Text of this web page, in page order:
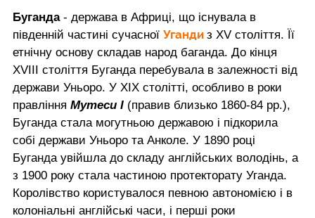
Буганда - держава в Африці, що існувала в
південній частині сучасної Уганди з XV століття. Її
етнічну основу складав народ баганда. До кінця
XVIII століття Буганда перебувала в залежності від
держави Уньоро. У ХІХ столітті, особливо в роки
правління Мутеси I (правив близько 1860-84 рр.),
Буганда стала могутньою державою і підкорила
собі держави Уньоро та Анколе. У 1890 році
Буганда увійшла до складу англійських володінь, а
з 1900 року стала частиною протекторату Уганда.
Королівство користувалося певною автономією і в
колоніальні англійські часи, і перші роки